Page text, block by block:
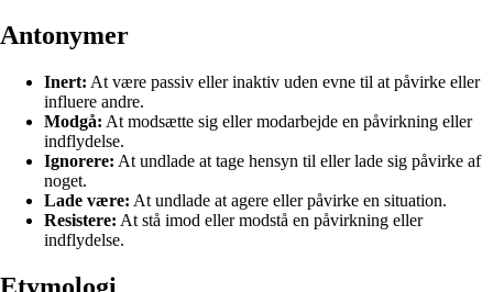
Antonymer
Inert: At være passiv eller inaktiv uden evne til at påvirke eller
influere andre.
Modgå: At modsætte sig eller modarbejde en påvirkning eller
indflydelse.
Ignorere: At undlade at tage hensyn til eller lade sig påvirke af
noget.
Lade være: At undlade at agere eller påvirke en situation.
Resistere: At stå imod eller modstå en påvirkning eller
indflydelse.